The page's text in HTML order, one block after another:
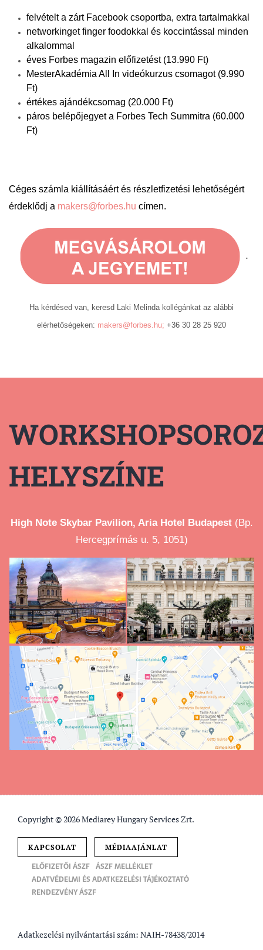
felvételt a zárt Facebook csoportba, extra tartalmakkal
networkinget finger foodokkal és koccintással minden
alkalommal
éves Forbes magazin előfizetést (13.990 Ft)
MesterAkadémia All In videókurzus csomagot (9.990
Ft)
értékes ajándékcsomag (20.000 Ft)
páros belépőjegyet a Forbes Tech Summitra (60.000
Ft)
Céges számla kiállításáért és részletfizetési lehetőségért
érdeklődj a makers@forbes.hu címen.
.
Ha kérdésed van, keresd Laki Melinda kollégánkat az alábbi
elérhetőségeken: makers@forbes.hu; +36 30 28 25 920
HELYSZÍNE
High Note Skybar Pavilion, Aria Hotel Budapest (Bp.
Hercegprímás u. 5, 1051)
Copyright © 2026 Mediarey Hungary Services Zrt.
KAPCSOLAT MÉDIAAJÁNLAT
ELŐFIZETŐI ÁSZF ÁSZF MELLÉKLET
ADATVÉDELMI ÉS ADATKEZELÉSI TÁJÉKOZTATÓ
RENDEZVÉNY ÁSZF
Adatkezelési nyilvántartási szám: NAIH-78438/2014